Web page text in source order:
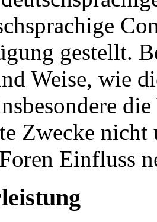
gestellt.
Weise, wie
Zwecke nicht
Einfluss